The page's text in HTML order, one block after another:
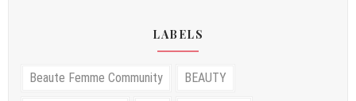
LABELS
Beaute Femme Community BEAUTY